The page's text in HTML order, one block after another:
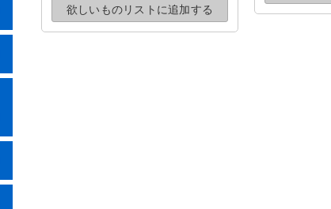
欲しいものリストに追加する